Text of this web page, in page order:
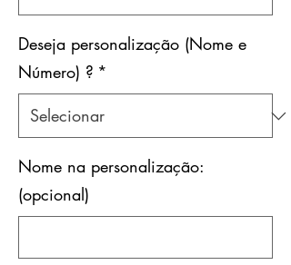
Deseja personalização (Nome e
Número) ? *
Nome na personalização:
(opcional)